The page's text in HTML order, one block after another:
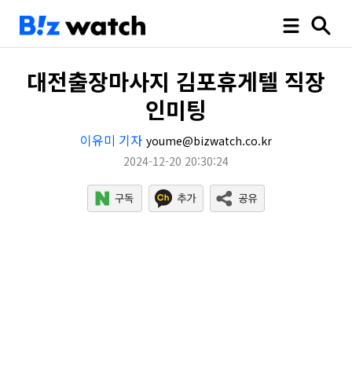
대전출장마사지 김포휴게텔 직장
인미팅
이유미 기자 youme@bizwatch.co.kr
2024-12-20 20:30:24